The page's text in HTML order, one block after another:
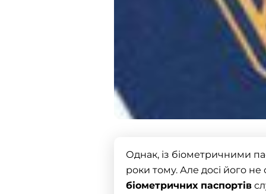
Однак, із біометричними
роки тому. Але досі його не
біометричних паспортів